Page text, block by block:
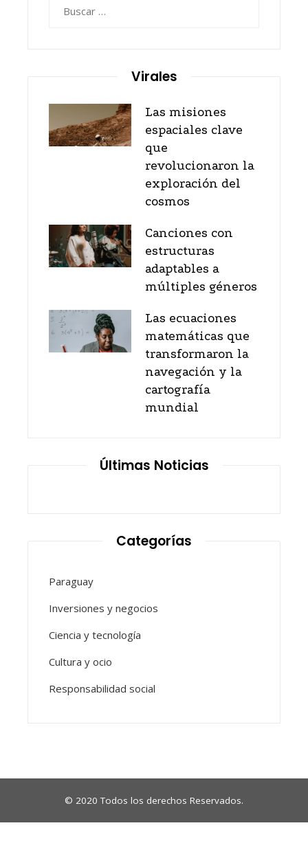
Virales
Las misiones
espaciales clave
que
revolucionaron la
exploración del
cosmos
Canciones con
estructuras
adaptables a
múltiples géneros
Las ecuaciones
matemáticas que
transformaron la
navegación y la
cartografía
mundial
Últimas Noticias
Categorías
Paraguay
Inversiones y negocios
Ciencia y tecnología
Cultura y ocio
Responsabilidad social
© 2020 Todos los derechos Reservados.